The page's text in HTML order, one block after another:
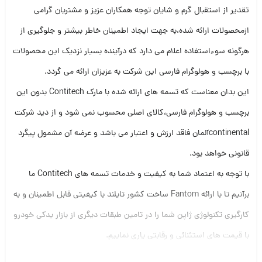
تقدیر از استقبال گرم و شایان توجه همکاران عزیز و مشتریان گرامی
ازمحصولات ارائه شده،به جهت ایجاد اطمینان خاطر بیشتر و جلوگیری از
هرگونه سوءاستفاده اعلام می دارد که درآینده بسیار نزدیک این محصولات
با برچسب و هولوگرام فارسی این شرکت به عزیزان ارائه می گردد.
این بدان معناست که تسمه های ارائه شده با مارک Contitech بدون این
برچسب و هولوگرام فارسی،کالای اصلی محسوب نمی شود و از دید شرکت
continentalآلمان فاقد ارزش و اعتبار می باشد و عرضه آن مشمول پیگرد
قانونی خواهد بود.
با توجه به اعتماد شما به کیفیت و خدمات تسمه های Contitech ما
برآنیم تا با ارائه Fantom ساخت کشور تایلند با کیفیتی قابل اطمینان و به
کارگیری تکنولوژی ژاپن شما را در تامین طبقات دیگری از بازار یدکی خودرو
با قیمت های استثنائی و رقابتی یاری نماییم.